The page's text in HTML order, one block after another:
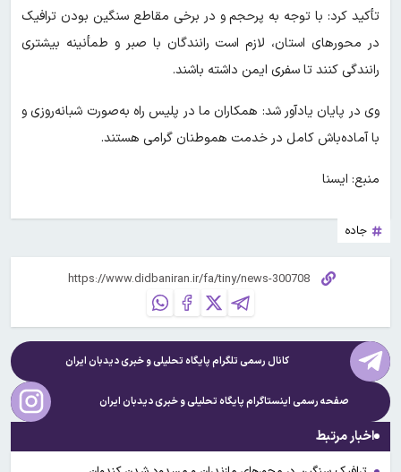
تأکید کرد: با توجه به پرحجم و در برخی مقاطع سنگین بودن ترافیک
در محورهای استان، لازم است رانندگان با صبر و طمأنینه بیشتری
رانندگی کنند تا سفری ایمن داشته باشند.
وی در پایان یادآور شد: همکاران ما در پلیس راه به‌صورت شبانه‌روزی و
با آماده‌باش کامل در خدمت هموطنان گرامی هستند.
منبع: ایسنا
جاده
کانال رسمی تلگرام پایگاه تحلیلی و خبریدیدبان ایران
صفحه رسمی اینستاگرام پایگاه تحلیلی و خبریدیدبان ایران
اخبار مرتبط